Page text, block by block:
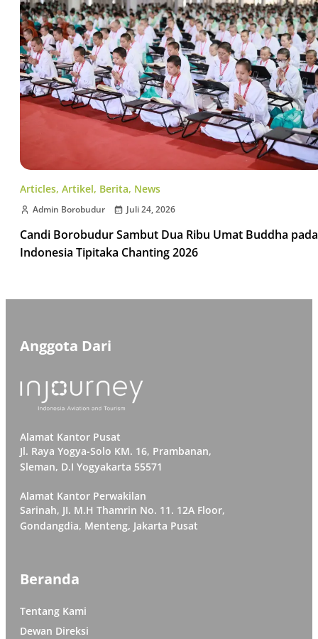
Articles, Artikel, Berita, News
Admin Borobudur Juli 24, 2026
Candi Borobudur Sambut Dua Ribu Umat Buddha pada
Indonesia Tipitaka Chanting 2026
Anggota Dari
Alamat Kantor Pusat
Jl. Raya Yogya-Solo KM. 16, Prambanan,
Sleman, D.I Yogyakarta 55571
Alamat Kantor Perwakilan
Sarinah, JI. M.H Thamrin No. 11. 12A Floor,
Gondangdia, Menteng, Jakarta Pusat
Beranda
Tentang Kami
Dewan Direksi